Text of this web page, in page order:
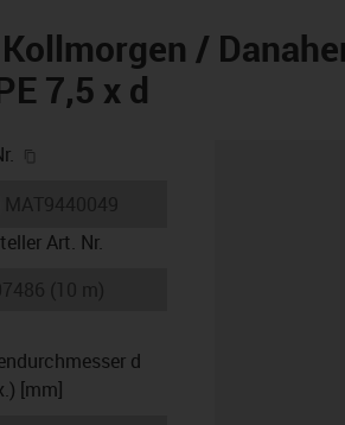
/
7,5 x d
icon-lieferzeit
Art. Nr.
d
[mm]